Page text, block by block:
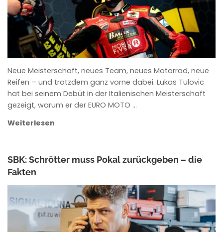
Neue Meisterschaft, neues Team, neues Motorrad, neue
Reifen – und trotzdem ganz vorne dabei. Lukas Tulovic
hat bei seinem Debüt in der Italienischen Meisterschaft
gezeigt, warum er der EURO MOTO …
Weiterlesen
SBK: Schrötter muss Pokal zurückgeben – die
Fakten
ANKE WIECZOREK